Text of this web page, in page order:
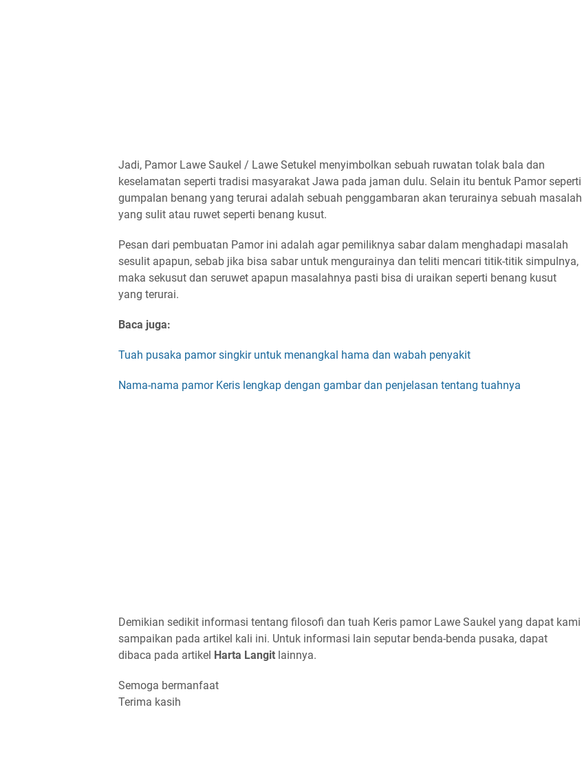
Jadi, Pamor Lawe Saukel / Lawe Setukel menyimbolkan sebuah ruwatan tolak bala dan
keselamatan seperti tradisi masyarakat Jawa pada jaman dulu. Selain itu bentuk Pamor seperti
gumpalan benang yang terurai adalah sebuah penggambaran akan terurainya sebuah masalah
yang sulit atau ruwet seperti benang kusut.
Pesan dari pembuatan Pamor ini adalah agar pemiliknya sabar dalam menghadapi masalah
sesulit apapun, sebab jika bisa sabar untuk mengurainya dan teliti mencari titik-titik simpulnya,
maka sekusut dan seruwet apapun masalahnya pasti bisa di uraikan seperti benang kusut
yang terurai.
Baca juga:
Tuah pusaka pamor singkir untuk menangkal hama dan wabah penyakit
Nama-nama pamor Keris lengkap dengan gambar dan penjelasan tentang tuahnya
Demikian sedikit informasi tentang filosofi dan tuah Keris pamor Lawe Saukel yang dapat kami
sampaikan pada artikel kali ini. Untuk informasi lain seputar benda-benda pusaka, dapat
dibaca pada artikel Harta Langit lainnya.
Semoga bermanfaat
Terima kasih